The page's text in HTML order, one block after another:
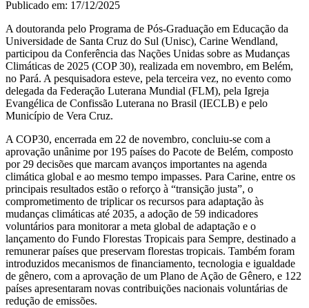
Publicado em: 17/12/2025
A doutoranda pelo Programa de Pós-Graduação em Educação da
Universidade de Santa Cruz do Sul (Unisc), Carine Wendland,
participou da Conferência das Nações Unidas sobre as Mudanças
Climáticas de 2025 (COP 30), realizada em novembro, em Belém,
no Pará. A pesquisadora esteve, pela terceira vez, no evento como
delegada da Federação Luterana Mundial (FLM), pela Igreja
Evangélica de Confissão Luterana no Brasil (IECLB) e pelo
Município de Vera Cruz.
A COP30, encerrada em 22 de novembro, concluiu-se com a
aprovação unânime por 195 países do Pacote de Belém, composto
por 29 decisões que marcam avanços importantes na agenda
climática global e ao mesmo tempo impasses. Para Carine, entre os
principais resultados estão o reforço à “transição justa”, o
comprometimento de triplicar os recursos para adaptação às
mudanças climáticas até 2035, a adoção de 59 indicadores
voluntários para monitorar a meta global de adaptação e o
lançamento do Fundo Florestas Tropicais para Sempre, destinado a
remunerar países que preservam florestas tropicais. Também foram
introduzidos mecanismos de financiamento, tecnologia e igualdade
de gênero, com a aprovação de um Plano de Ação de Gênero, e 122
países apresentaram novas contribuições nacionais voluntárias de
redução de emissões.